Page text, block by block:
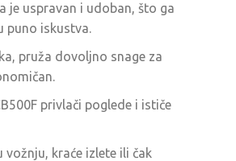
je uspravan i udoban, što ga
puno iskustva.
pruža dovoljno snage za
privlači poglede i ističe
kraće izlete ili čak